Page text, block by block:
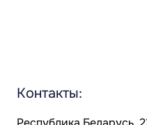
Контакты: